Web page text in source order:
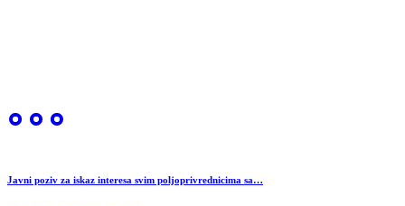
Javni poziv za iskaz interesa svim poljoprivrednicima sa…